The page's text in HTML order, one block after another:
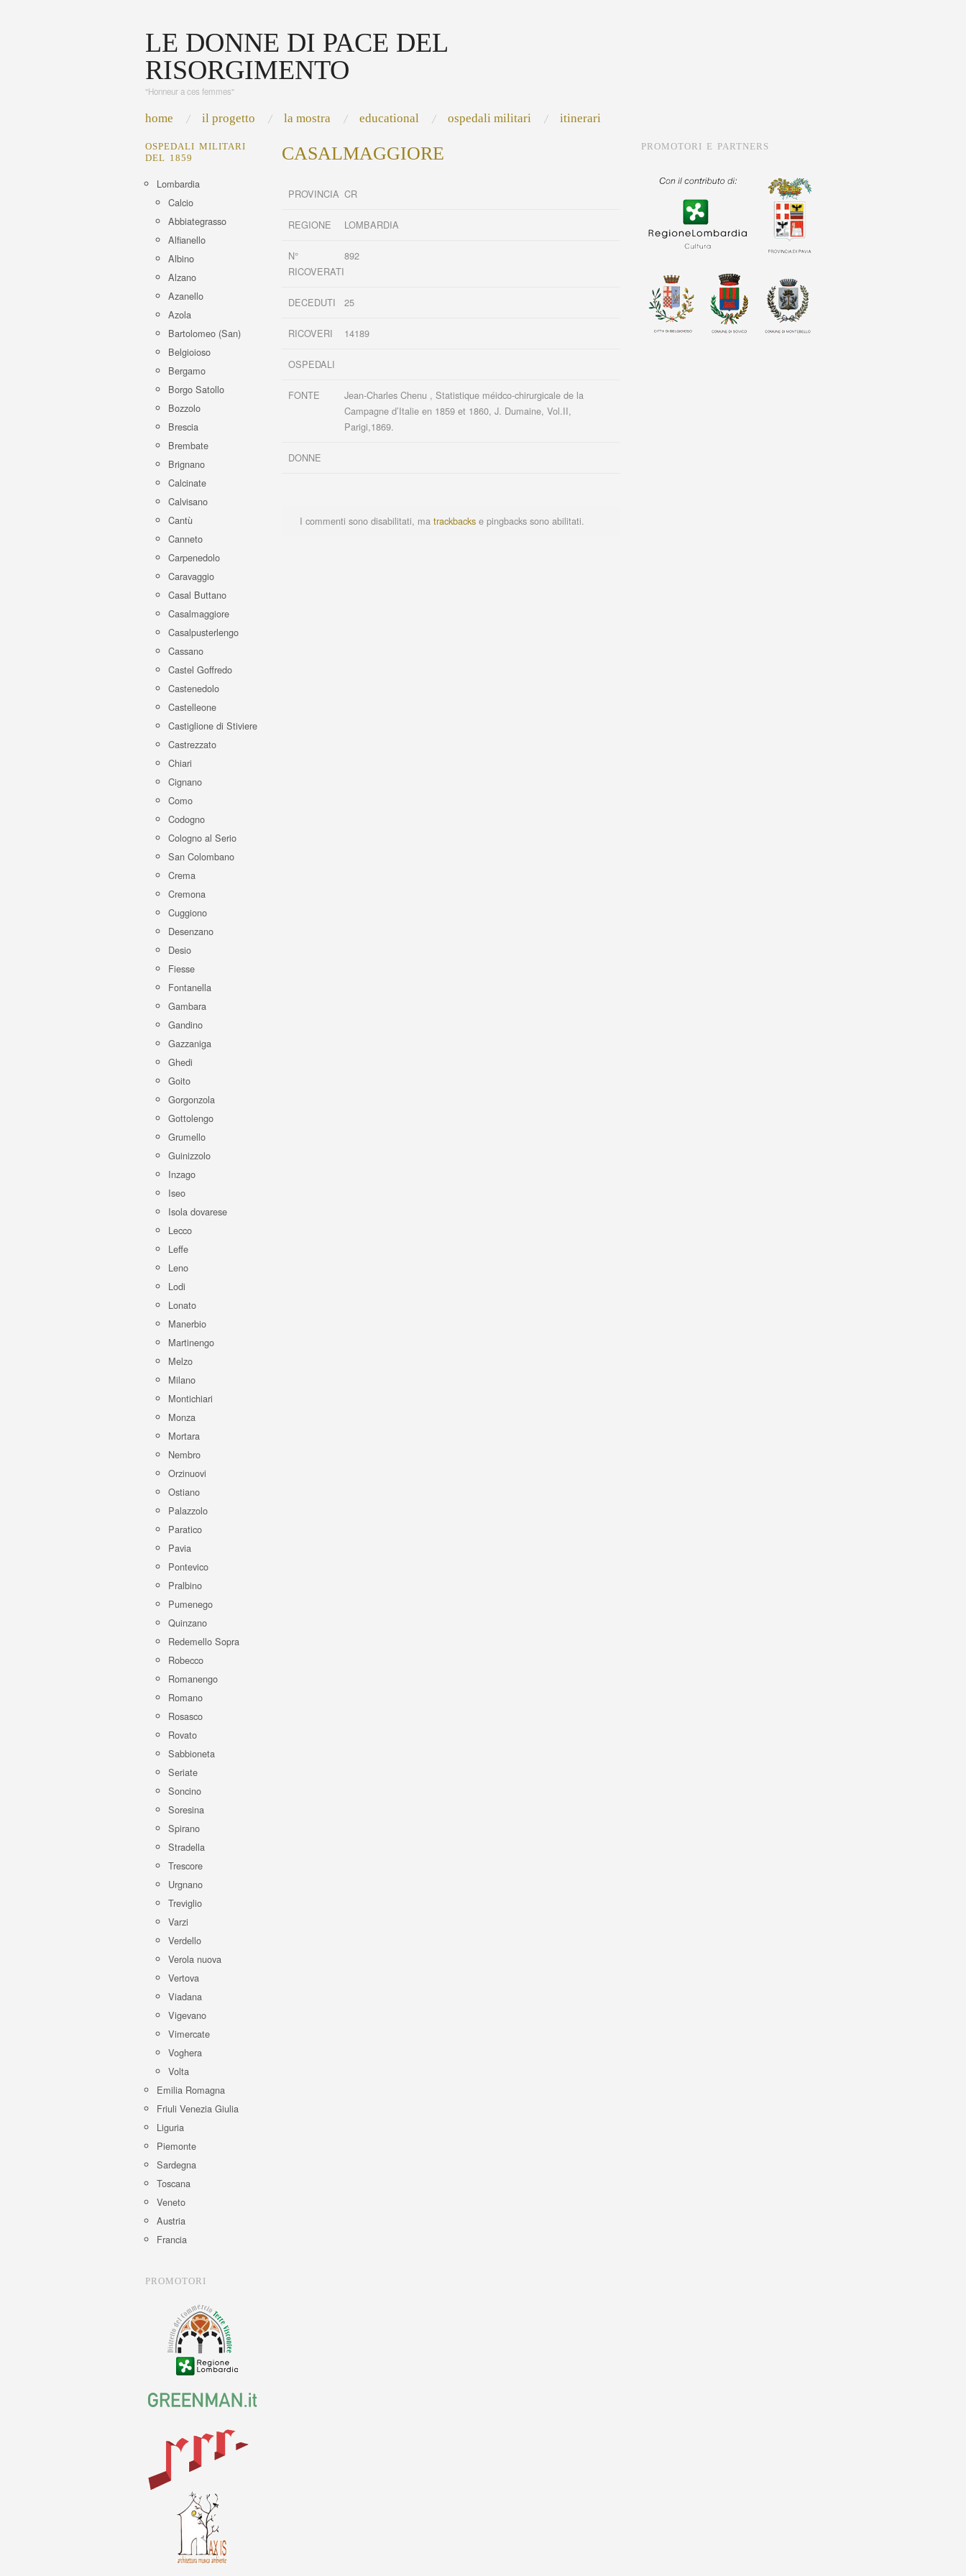
LE DONNE DI PACE DEL
RISORGIMENTO
"Honneur a ces femmes"
home il progetto la mostra educational ospedali militari itinerari
OSPEDALI MILITARI
DEL 1859
Lombardia
Calcio
Abbiategrasso
Alfianello
Albino
Alzano
Azanello
Azola
Bartolomeo (San)
Belgioioso
Bergamo
Borgo Satollo
Bozzolo
Brescia
Brembate
Brignano
Calcinate
Calvisano
Cantù
Canneto
Carpenedolo
Caravaggio
Casal Buttano
Casalmaggiore
Casalpusterlengo
Cassano
Castel Goffredo
Castenedolo
Castelleone
Castiglione di Stiviere
Castrezzato
Chiari
Cignano
Como
Codogno
Cologno al Serio
San Colombano
Crema
Cremona
Cuggiono
Desenzano
Desio
Fiesse
Fontanella
Gambara
Gandino
Gazzaniga
Ghedi
Goito
Gorgonzola
Gottolengo
Grumello
Guinizzolo
Inzago
Iseo
Isola dovarese
Lecco
Leffe
Leno
Lodi
Lonato
Manerbio
Martinengo
Melzo
Milano
Montichiari
Monza
Mortara
Nembro
Orzinuovi
Ostiano
Palazzolo
Paratico
Pavia
Pontevico
Pralbino
Pumenego
Quinzano
Redemello Sopra
Robecco
Romanengo
Romano
Rosasco
Rovato
Sabbioneta
Seriate
Soncino
Soresina
Spirano
Stradella
Trescore
Urgnano
Treviglio
Varzi
Verdello
Verola nuova
Vertova
Viadana
Vigevano
Vimercate
Voghera
Volta
Emilia Romagna
Friuli Venezia Giulia
Liguria
Piemonte
Sardegna
Toscana
Veneto
Austria
Francia
PROMOTORI
CASALMAGGIORE
PROVINCIA CR
REGIONE LOMBARDIA
N°
RICOVERATI
892
DECEDUTI 25
RICOVERI 14189
OSPEDALI
FONTE
Jean-Charles Chenu , Statistique méidco-chirurgicale de la
Campagne d’Italie en 1859 et 1860, J. Dumaine, Vol.II,
Parigi,1869.
DONNE
I commenti sono disabilitati, ma trackbacks e pingbacks sono abilitati.
PROMOTORI E PARTNERS